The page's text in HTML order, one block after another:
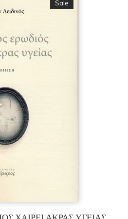
Sale